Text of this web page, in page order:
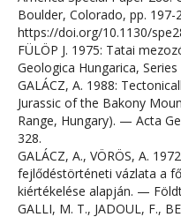
Boulder, Colorado, pp. 197-
https://doi.org/10.1130/
FÜLÖP J. 1975: Tatai
Geologica Hungarica,
GALÁCZ, A. 1988:
Jurassic of the Bakony
Range, Hungary). — Acta
328.
GALÁCZ, A., VÖRÖS, A.
fejlődéstörténeti vázlata a
kiértékelése alapján. —
GALLI, M. T., JADOUL, F.,